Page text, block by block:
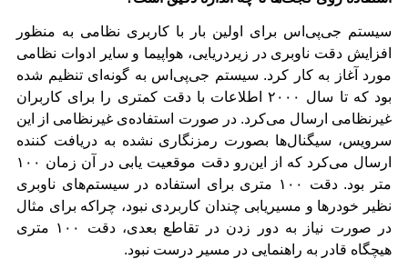
سیستم جی‌پی‌اس برای اولین بار با کاربری نظامی به منظور
افزایش دقت ناوبری در زیردریایی‌، هواپیما و سایر ادوات نظامی
مورد آغاز به کار کرد. سیستم جی‌پی‌اس به گونه‌ای تنظیم شده
بود که تا سال ۲۰۰۰ اطلاعات با دقت کمتری را برای کاربران
غیرنظامی ارسال می‌کرد. در صورت استفاده‌ی غیرنظامی از این
سرویس، سیگنال‌ها بصورت رمزنگاری نشده به دریافت کننده
ارسال می‌کرد که از این‌رو دقت موقعیت یابی در آن زمان ۱۰۰
متر بود. دقت ۱۰۰ متری برای استفاده در سیستم‌های ناوبری
نظیر خودرها و مسیریابی چندان کاربردی نبود، چراکه برای مثال
در صورت نیاز به دور زدن در تقاطع بعدی، دقت ۱۰۰ متری
هیچگاه قادر به راهنمایی در مسیر درست نبود.